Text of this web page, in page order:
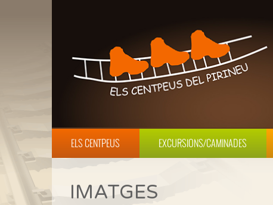
ELS CENTPEUS EXCURSIONS/CAMINADES
IMATGES